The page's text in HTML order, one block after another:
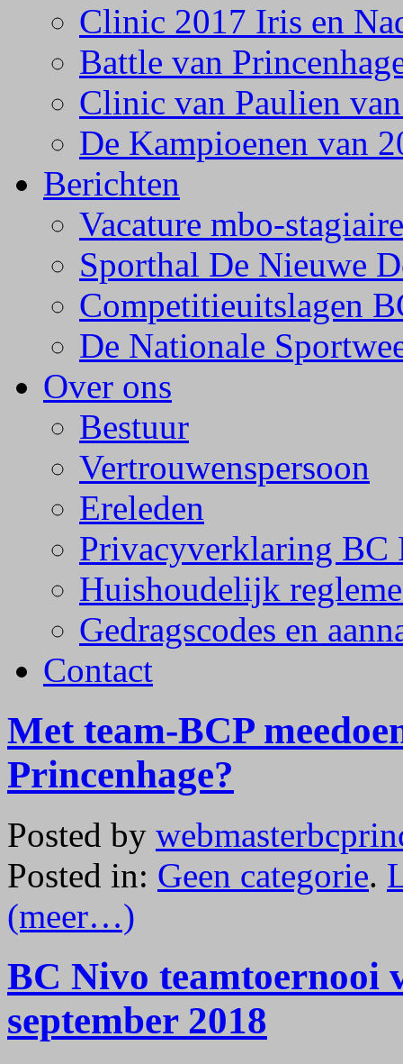
Clinic 2017 Iris en
Battle van
Clinic van Paulien
De Kampioenen van
Berichten
Vacature mbo-stagiaire
Sporthal De Nieuwe
Competitieuitslagen
De Nationale
Over ons
Bestuur
Vertrouwenspersoon
Ereleden
Privacyverklaring BC
Huishoudelijk
Gedragscodes en
Contact
Met team-BCP
Princenhage?
Posted by
Posted in: Geen categorie.
(meer…)
BC Nivo teamtoernooi
september 2018